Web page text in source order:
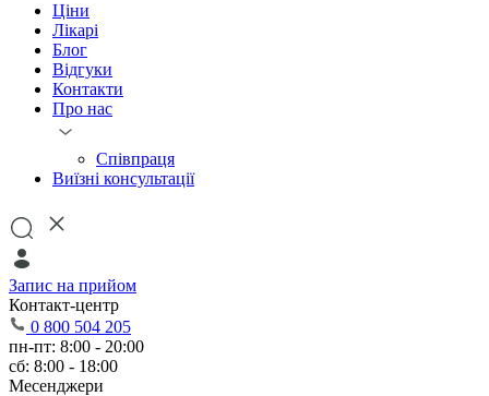
Ціни
Лікарі
Блог
Відгуки
Контакти
Про нас
Співпраця
Виїзні консультації
Запис на прийом
Контакт-центр
0 800 504 205
пн-пт: 8:00 - 20:00
сб: 8:00 - 18:00
Месенджери